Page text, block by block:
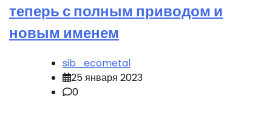
теперь с полным приводом и
новым именем
sib_ecometal
25 января 2023
0